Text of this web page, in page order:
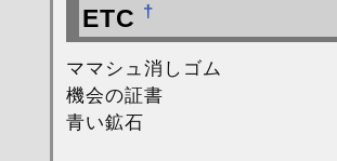
ETC †
ママシュ消しゴム
機会の証書
青い鉱石